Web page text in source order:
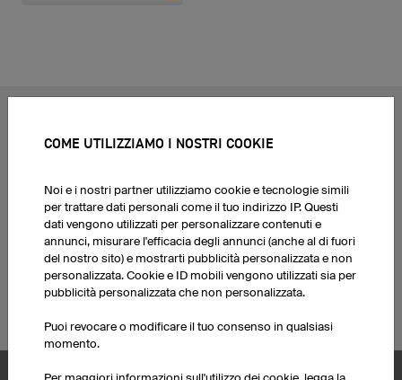
Maglie da ciclismo
Maglie basket
Maglie da running
personalizzate
Maglie da hockey
Maglie da Motocross
Maglie da mountain bike
Maglie eSport
freccette
Stampa le tue magliette
Felpe con cappuccio
personalizzate
Kit di divise da calcio
Corporate Design
COME UTILIZZIAMO I NOSTRI COOKIE
Noi e i nostri partner utilizziamo cookie e tecnologie simili
per trattare dati personali come il tuo indirizzo IP. Questi
dati vengono utilizzati per personalizzare contenuti e
annunci, misurare l'efficacia degli annunci (anche al di fuori
del nostro sito) e mostrarti pubblicità personalizzata e non
personalizzata. Cookie e ID mobili vengono utilizzati sia per
pubblicità personalizzata che non personalizzata.
Puoi revocare o modificare il tuo consenso in qualsiasi
momento.